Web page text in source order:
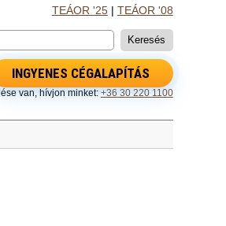
TEÁOR '25| TEÁOR '08
INGYENES CÉGALAPÍTÁS
van, hívjon minket: +36 30 220 1100